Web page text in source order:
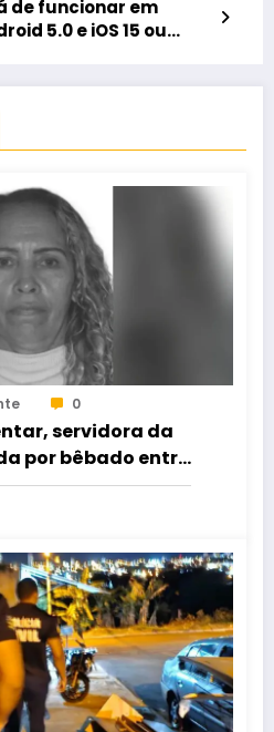
de funcionar em
5.0 e iOS 15 ou
0
servidora da
por bêbado entra
encefálica